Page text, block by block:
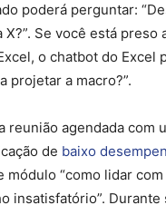
poderá perguntar:
X?”. Se você está preso
o chatbot do Excel
projetar a macro?”.
reunião agendada com
de baixo
módulo “como lidar
insatisfatório”. Durante